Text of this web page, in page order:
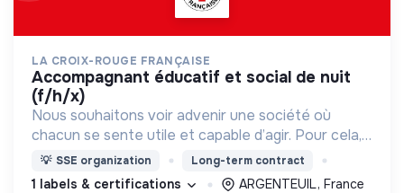
LA CROIX-ROUGE FRANÇAISE
accompagnant éducatif et social de nuit
(f/h/x)
Nous souhaitons voir advenir une société où
chacun se sente utile et capable d’agir. Pour cela,
nous proposons des moyens et des lieux
d’engagement innovants et adaptés à tous.
💡 SSE organization Long-term contract
1 labels & certifications
ARGENTEUIL, France